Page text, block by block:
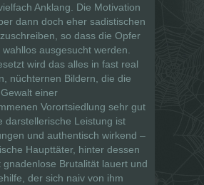
Anklang. Die Motivation
dann doch eher sadistischen
so dass die Opfer
ausgesucht werden.
wird das alles in fast real
nüchternen Bildern, die die
einer
Vorortsiedlung sehr gut
darstellerische Leistung ist
und authentisch wirkend –
Haupttäter, hinter dessen
gnadenlose Brutalität lauert und
der sich naiv von ihm